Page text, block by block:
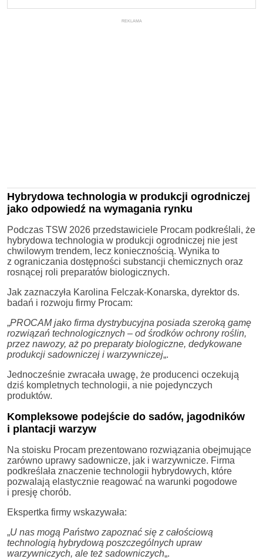
REKLAMA
Hybrydowa technologia w produkcji ogrodniczej
jako odpowiedź na wymagania rynku
Podczas TSW 2026 przedstawiciele Procam podkreślali, że
hybrydowa technologia w produkcji ogrodniczej nie jest
chwilowym trendem, lecz koniecznością. Wynika to
z ograniczania dostępności substancji chemicznych oraz
rosnącej roli preparatów biologicznych.
Jak zaznaczyła Karolina Felczak-Konarska, dyrektor ds.
badań i rozwoju firmy Procam:
„PROCAM jako firma dystrybucyjna posiada szeroką gamę
rozwiązań technologicznych – od środków ochrony roślin,
przez nawozy, aż po preparaty biologiczne, dedykowane
produkcji sadowniczej i warzywniczej„.
Jednocześnie zwracała uwagę, że producenci oczekują
dziś kompletnych technologii, a nie pojedynczych
produktów.
Kompleksowe podejście do sadów, jagodników
i plantacji warzyw
Na stoisku Procam prezentowano rozwiązania obejmujące
zarówno uprawy sadownicze, jak i warzywnicze. Firma
podkreślała znaczenie technologii hybrydowych, które
pozwalają elastycznie reagować na warunki pogodowe
i presję chorób.
Ekspertka firmy wskazywała:
„U nas mogą Państwo zapoznać się z całościową
technologią hybrydową poszczególnych upraw
warzywniczych, ale też sadowniczych„.